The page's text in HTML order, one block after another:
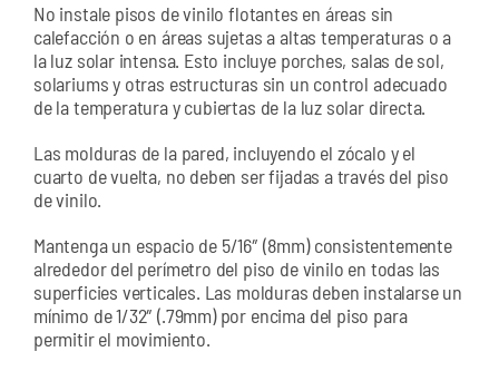
No instale pisos de vinilo flotantes en áreas sin
calefacción o en áreas sujetas a altas temperaturas o a
la luz solar intensa. Esto incluye porches, salas de sol,
solariums y otras estructuras sin un control adecuado
de la temperatura y cubiertas de la luz solar directa.
Las molduras de la pared, incluyendo el zócalo y el
cuarto de vuelta, no deben ser fijadas a través del piso
de vinilo.
Mantenga un espacio de 5/16″ (8mm) consistentemente
alrededor del perímetro del piso de vinilo en todas las
superficies verticales. Las molduras deben instalarse un
mínimo de 1/32″ (.79mm) por encima del piso para
permitir el movimiento.